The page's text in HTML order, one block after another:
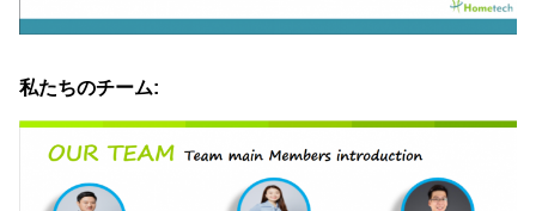
私たちのチーム: